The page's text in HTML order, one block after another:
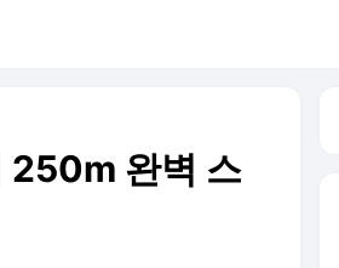
250m 완벽 스